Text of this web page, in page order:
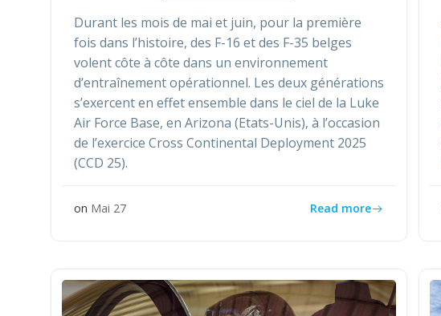
Durant les mois de mai et juin, pour la première
fois dans l’histoire, des F-16 et des F-35 belges
volent côte à côte dans un environnement
d’entraînement opérationnel. Les deux générations
s’exercent en effet ensemble dans le ciel de la Luke
Air Force Base, en Arizona (Etats-Unis), à l’occasion
de l’exercice Cross Continental Deployment 2025
(CCD 25).
on Mai 27 Read more